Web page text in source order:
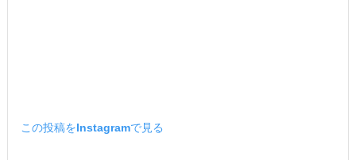
この投稿をInstagramで見る